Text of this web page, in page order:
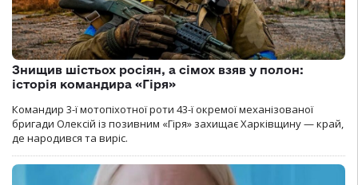
Знищив шістьох росіян, а сімох взяв у полон:
історія командира «Гіря»
Командир 3-ї мотопіхотної роти 43-ї окремої механізованої
бригади Олексій із позивним «Гіря» захищає Харківщину — край,
де народився та виріс.